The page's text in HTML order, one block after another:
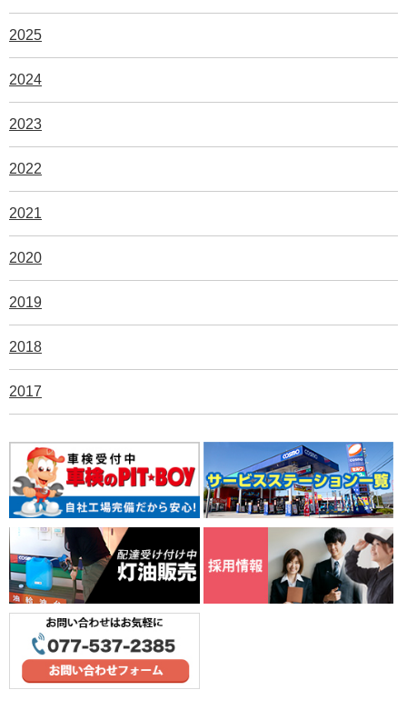
2025
2024
2023
2022
2021
2020
2019
2018
2017